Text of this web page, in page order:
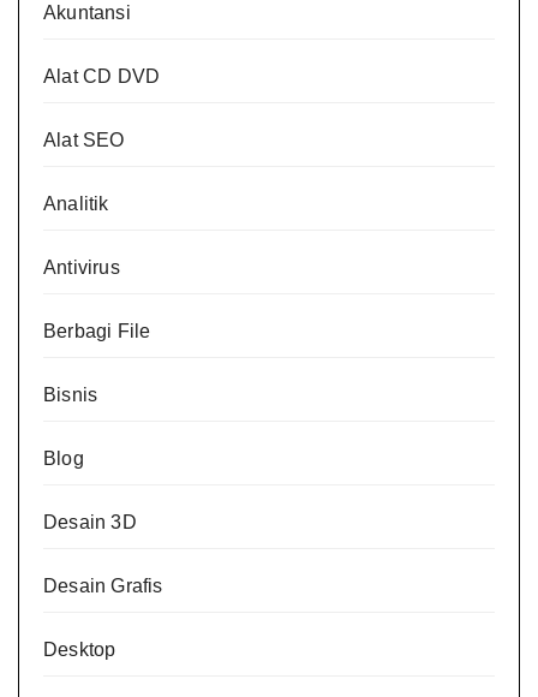
Akuntansi
Alat CD DVD
Alat SEO
Analitik
Antivirus
Berbagi File
Bisnis
Blog
Desain 3D
Desain Grafis
Desktop